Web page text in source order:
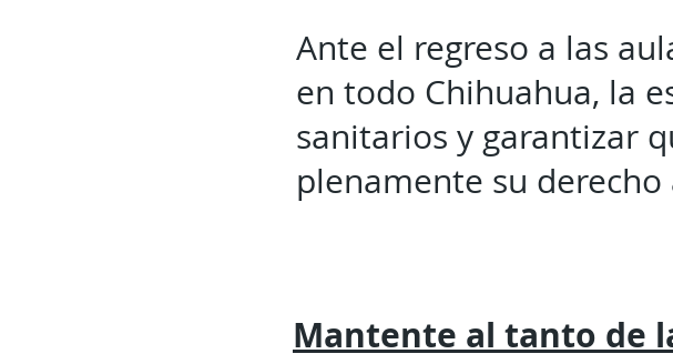
Ante el regreso a las
en todo Chihuahua, la
sanitarios y garantizar
plenamente su derecho
Mantente al tanto de